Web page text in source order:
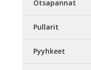
Otsapannat
Pullarit
Pyyhkeet